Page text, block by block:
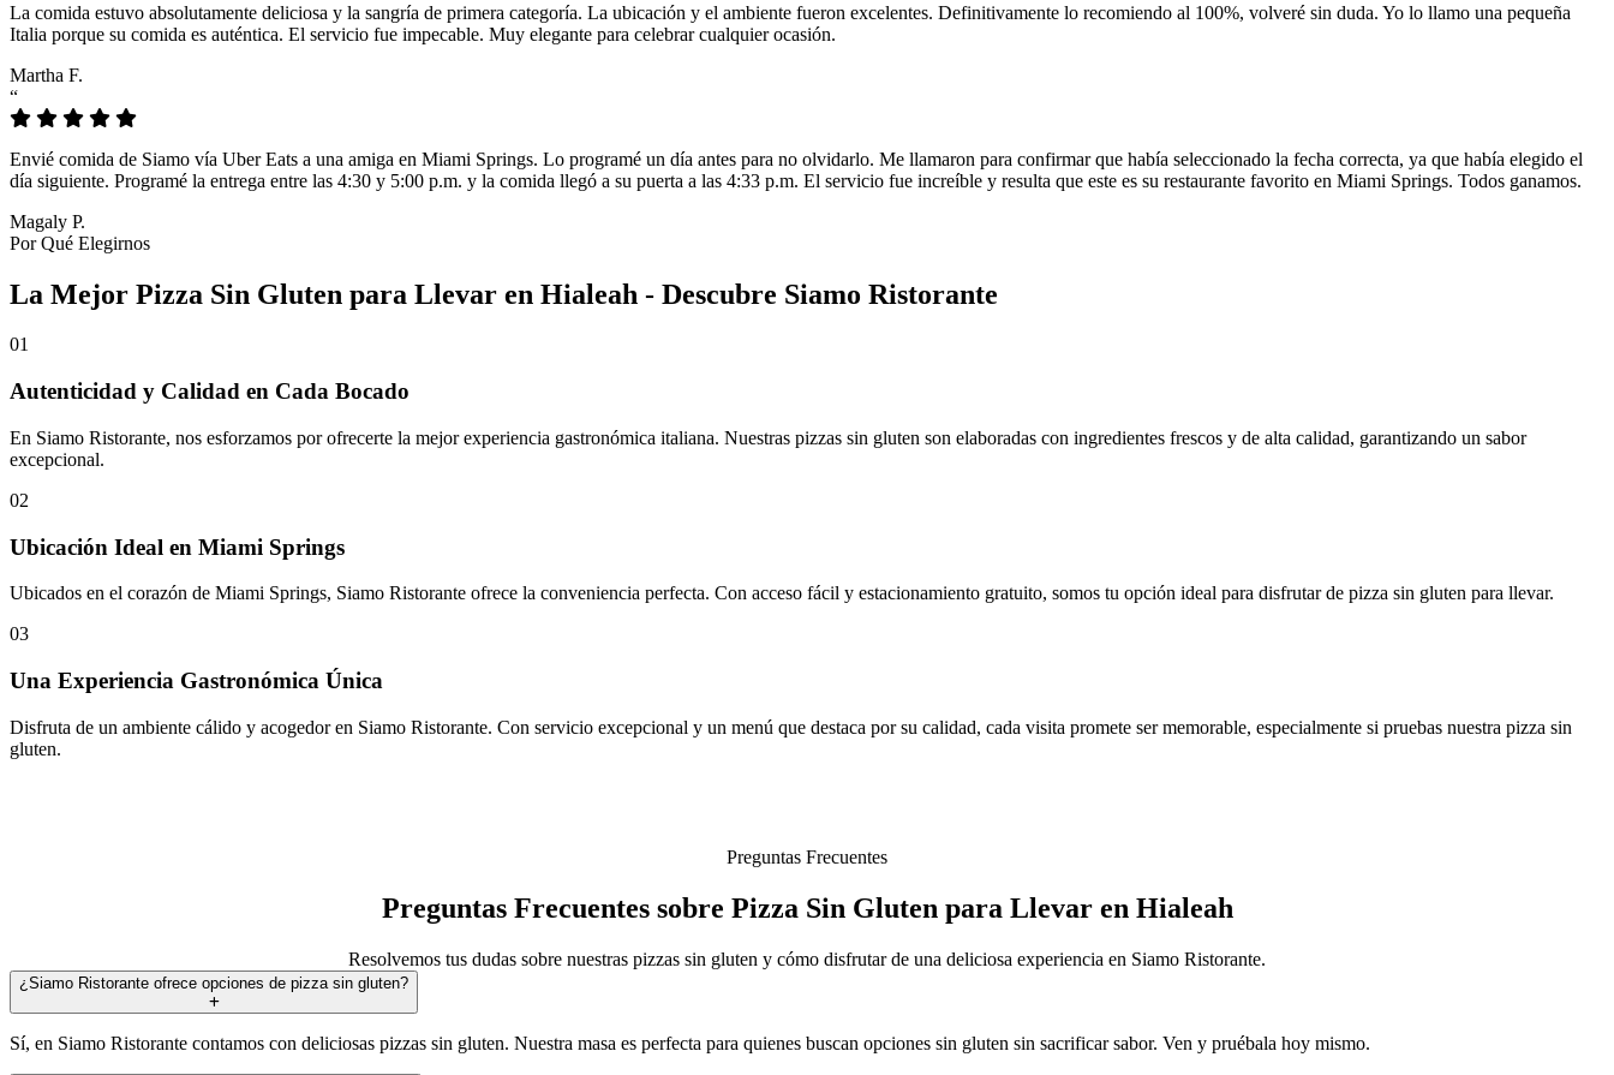
La comida estuvo absolutamente deliciosa y la sangría de primera categoría. La ubicación y el ambiente fueron excelentes. Definitivamente lo recomiendo al 100%, volveré sin duda. Yo lo llamo una pequeña
Italia porque su comida es auténtica. El servicio fue impecable. Muy elegante para celebrar cualquier ocasión.
Martha F.
“
Envié comida de Siamo vía Uber Eats a una amiga en Miami Springs. Lo programé un día antes para no olvidarlo. Me llamaron para confirmar que había seleccionado la fecha correcta, ya que había elegido el
día siguiente. Programé la entrega entre las 4:30 y 5:00 p.m. y la comida llegó a su puerta a las 4:33 p.m. El servicio fue increíble y resulta que este es su restaurante favorito en Miami Springs. Todos ganamos.
Magaly P.
Por Qué Elegirnos
La Mejor Pizza Sin Gluten para Llevar en Hialeah - Descubre Siamo Ristorante
01
Autenticidad y Calidad en Cada Bocado
En Siamo Ristorante, nos esforzamos por ofrecerte la mejor experiencia gastronómica italiana. Nuestras pizzas sin gluten son elaboradas con ingredientes frescos y de alta calidad, garantizando un sabor
excepcional.
02
Ubicación Ideal en Miami Springs
Ubicados en el corazón de Miami Springs, Siamo Ristorante ofrece la conveniencia perfecta. Con acceso fácil y estacionamiento gratuito, somos tu opción ideal para disfrutar de pizza sin gluten para llevar.
03
Una Experiencia Gastronómica Única
Disfruta de un ambiente cálido y acogedor en Siamo Ristorante. Con servicio excepcional y un menú que destaca por su calidad, cada visita promete ser memorable, especialmente si pruebas nuestra pizza sin
gluten.
Preguntas Frecuentes
Preguntas Frecuentes sobre Pizza Sin Gluten para Llevar en Hialeah
Resolvemos tus dudas sobre nuestras pizzas sin gluten y cómo disfrutar de una deliciosa experiencia en Siamo Ristorante.
¿Siamo Ristorante ofrece opciones de pizza sin gluten?
Sí, en Siamo Ristorante contamos con deliciosas pizzas sin gluten. Nuestra masa es perfecta para quienes buscan opciones sin gluten sin sacrificar sabor. Ven y pruébala hoy mismo.